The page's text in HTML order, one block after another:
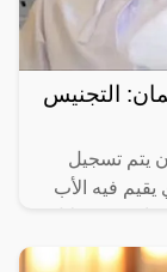
التجنيس
يتم تسجيل
يقيم فيه الأب